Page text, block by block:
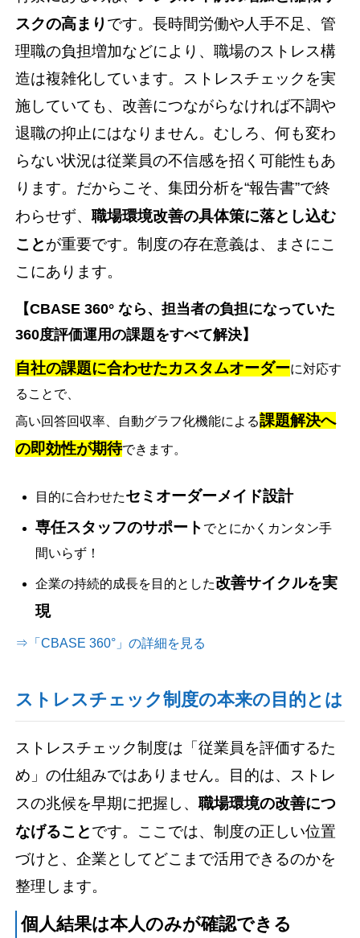
スクの高まり です。長時間労働や人手不足、管
理職の負担増加などにより、職場のストレス構
造は複雑化しています。ストレスチェックを実
施していても、改善につながらなければ不調や
退職の抑止にはなりません。むしろ、何も変わ
らない状況は従業員の不信感を招く可能性もあ
ります。だからこそ、集団分析を“報告書”で終
わらせず、職場環境改善の具体策に落とし込む
ことが重要です。制度の存在意義は、まさにこ
こにあります。
【CBASE 360° なら、担当者の負担になっていた
360度評価運用の課題をすべて解決】
自社の課題に合わせたカスタムオーダーに対応す
ることで、
高い回答回収率、自動グラフ化機能による課題解決へ
の即効性が期待できます。
目的に合わせたセミオーダーメイド設計
専任スタッフのサポート でとにかくカンタン手
間いらず！
企業の持続的成長を目的とした改善サイクルを実
現
⇒「CBASE 360°」の詳細を見る
ストレスチェック制度の本来の目的とは
ストレスチェック制度は「従業員を評価するた
め」の仕組みではありません。目的は、ストレ
スの兆候を早期に把握し、職場環境の改善につ
なげることです。ここでは、制度の正しい位置
づけと、企業としてどこまで活用できるのかを
整理します。
個人結果は本人のみが確認できる